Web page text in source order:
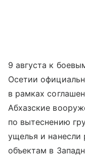
9 августа к
Осетии
в рамках
Абхазские
по вытеснению
ущелья и
объектам в